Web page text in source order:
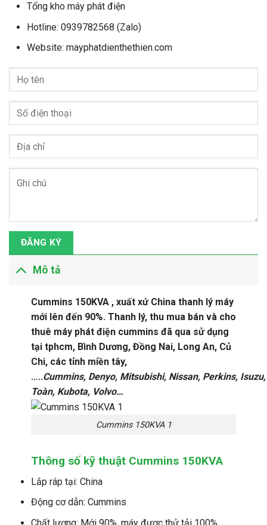
Tổng kho máy phát điện
Hotline: 0939782568 (Zalo)
Website: mayphatdienthethien.com
ĐĂNG KÝ
Mô tả
Cummins 150KVA , xuất xứ China thanh lý máy
mới lên đến 90%. Thanh lý, thu mua bán và cho
thuê máy phát điện cummins đã qua sử dụng
tại tphcm, Bình Dương, Đồng Nai, Long An, Củ
Chi, các tỉnh miền tây,
…..Cummins, Denyo, Mitsubishi, Nissan, Perkins,
Toàn, Kubota, Volvo…
Cummins 150KVA 1
Thông số kỹ thuật Cummins 150KVA
Lắp ráp tại: China
Động cơ dẫn: Cummins